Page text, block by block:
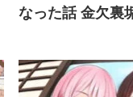
なった話 金